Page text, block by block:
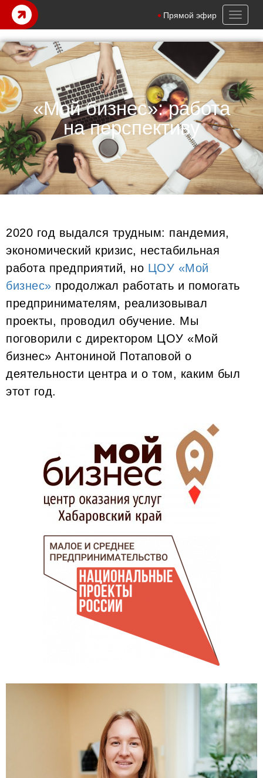
Toggle
Прямой эфир
«Мой бизнес»: работа
на перспективу
2020 год выдался трудным: пандемия,
экономический кризис, нестабильная
работа предприятий, но ЦОУ «Мой
бизнес» продолжал работать и помогать
предпринимателям, реализовывал
проекты, проводил обучение. Мы
поговорили с директором ЦОУ «Мой
бизнес» Антониной Потаповой о
деятельности центра и о том, каким был
этот год.